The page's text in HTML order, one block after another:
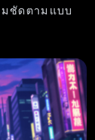
ชัดตามแบบ